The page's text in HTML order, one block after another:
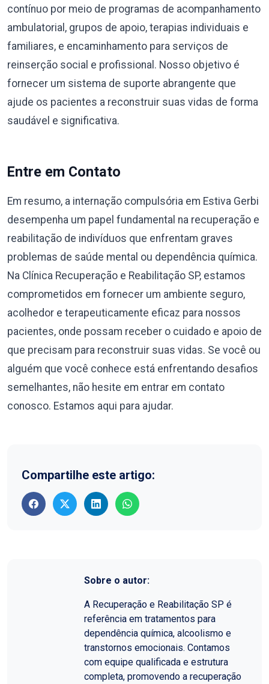
contínuo por meio de programas de acompanhamento
ambulatorial, grupos de apoio, terapias individuais e
familiares, e encaminhamento para serviços de
reinserção social e profissional. Nosso objetivo é
fornecer um sistema de suporte abrangente que
ajude os pacientes a reconstruir suas vidas de forma
saudável e significativa.
Entre em Contato
Em resumo, a internação compulsória em Estiva Gerbi
desempenha um papel fundamental na recuperação e
reabilitação de indivíduos que enfrentam graves
problemas de saúde mental ou dependência química.
Na Clínica Recuperação e Reabilitação SP, estamos
comprometidos em fornecer um ambiente seguro,
acolhedor e terapeuticamente eficaz para nossos
pacientes, onde possam receber o cuidado e apoio de
que precisam para reconstruir suas vidas. Se você ou
alguém que você conhece está enfrentando desafios
semelhantes, não hesite em entrar em contato
conosco. Estamos aqui para ajudar.
Compartilhe este artigo:
Sobre o autor:
A Recuperação e Reabilitação SP é
referência em tratamentos para
dependência química, alcoolismo e
transtornos emocionais. Contamos
com equipe qualificada e estrutura
completa, promovendo a recuperação